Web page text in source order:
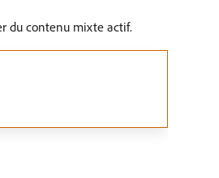
du contenu mixte actif.